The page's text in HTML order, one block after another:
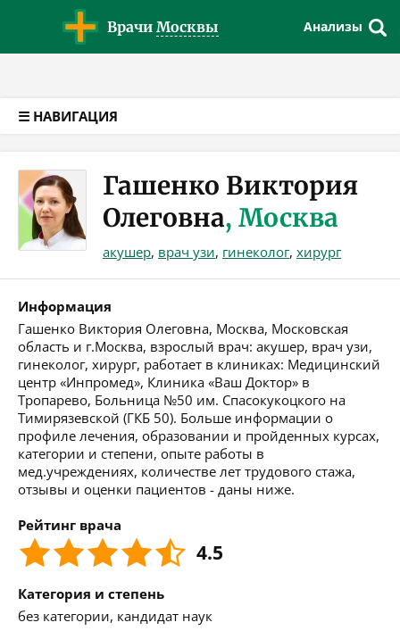
Врачи Москвы Анализы
☰ НАВИГАЦИЯ
Гашенко Виктория
Олеговна, Москва
акушер, врач узи, гинеколог, хирург
Информация
Гашенко Виктория Олеговна, Москва, Московская
область и г.Москва, взрослый врач: акушер, врач узи,
гинеколог, хирург, работает в клиниках: Медицинский
центр «Инпромед», Клиника «Ваш Доктор» в
Тропарево, Больница №50 им. Спасокукоцкого на
Тимирязевской (ГКБ 50). Больше информации о
профиле лечения, образовании и пройденных курсах,
категории и степени, опыте работы в
мед.учреждениях, количестве лет трудового стажа,
отзывы и оценки пациентов - даны ниже.
Рейтинг врача
4.5
Категория и степень
без категории, кандидат наук